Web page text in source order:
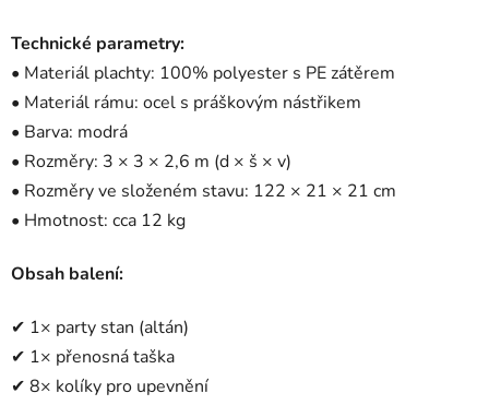
Technické parametry:
• Materiál plachty: 100% polyester s PE zátěrem
• Materiál rámu: ocel s práškovým nástřikem
• Barva: modrá
• Rozměry: 3 × 3 × 2,6 m (d × š × v)
• Rozměry ve složeném stavu: 122 × 21 × 21 cm
• Hmotnost: cca 12 kg
Obsah balení:
✔ 1× party stan (altán)
✔ 1× přenosná taška
✔ 8× kolíky pro upevnění